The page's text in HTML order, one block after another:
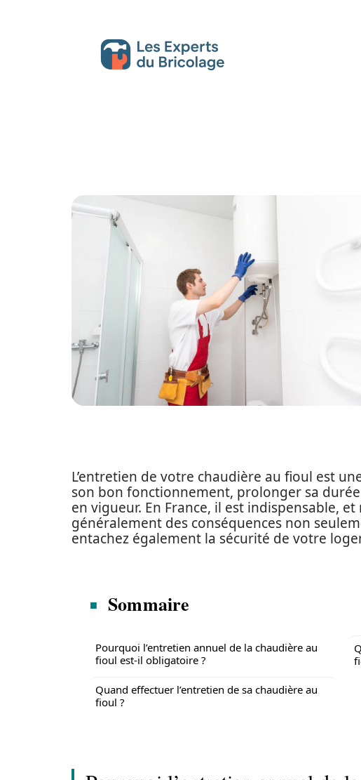
L’entretien de votre chaudière au fioul est
son bon fonctionnement, prolonger sa
en vigueur. En France, il est indispensable,
généralement des conséquences non
entachez également la sécurité de votre
Sommaire
Pourquoi l’entretien annuel de la chaudière au
fioul est-il obligatoire ?
Quand effectuer l’entretien de sa chaudière au
fioul ?